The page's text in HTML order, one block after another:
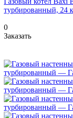
турбированный, 24
0
Заказать